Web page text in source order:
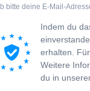
bitte deine E-Mail-
Indem du
erhalten.
Weitere
du in